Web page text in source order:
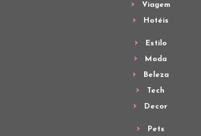
Viagem
Hotéis
Estilo
Moda
Beleza
Tech
Decor
Pets